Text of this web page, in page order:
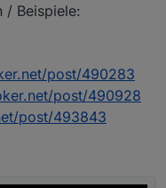
/ Beispiele:
post/490283
post/490928
post/493843